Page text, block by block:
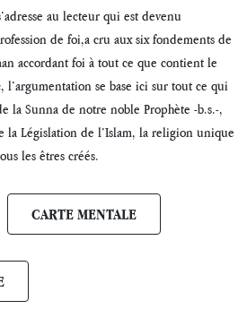
au lecteur qui est devenu
de foi,a cru aux six fondements de
accordant foi à tout ce que contient le
l’argumentation se base ici sur tout ce qui
la Sunna de notre noble Prophète -b.s.-,
la Législation de l’Islam, la religion unique
les êtres créés.
CARTE MENTALE